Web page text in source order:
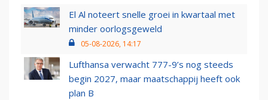
El Al noteert snelle groei in kwartaal met
minder oorlogsgeweld
05-08-2026, 14:17
Lufthansa verwacht 777-9’s nog steeds
begin 2027, maar maatschappij heeft ook
plan B